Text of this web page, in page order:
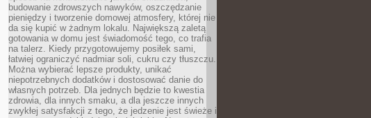
budowanie zdrowszych nawyków, oszczędzanie
pieniędzy i tworzenie domowej atmosfery, której nie
da się kupić w żadnym lokalu. Największą zaletą
gotowania w domu jest świadomość tego, co trafia
na talerz. Kiedy przygotowujemy posiłek sami,
łatwiej ograniczyć nadmiar soli, cukru czy tłuszczu.
Można wybierać lepsze produkty, unikać
niepotrzebnych dodatków i dostosować danie do
własnych potrzeb. Dla jednych będzie to kwestia
zdrowia, dla innych smaku, a dla jeszcze innych
zwykłej satysfakcji z tego, że jedzenie jest świeże i